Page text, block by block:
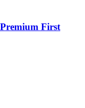
First